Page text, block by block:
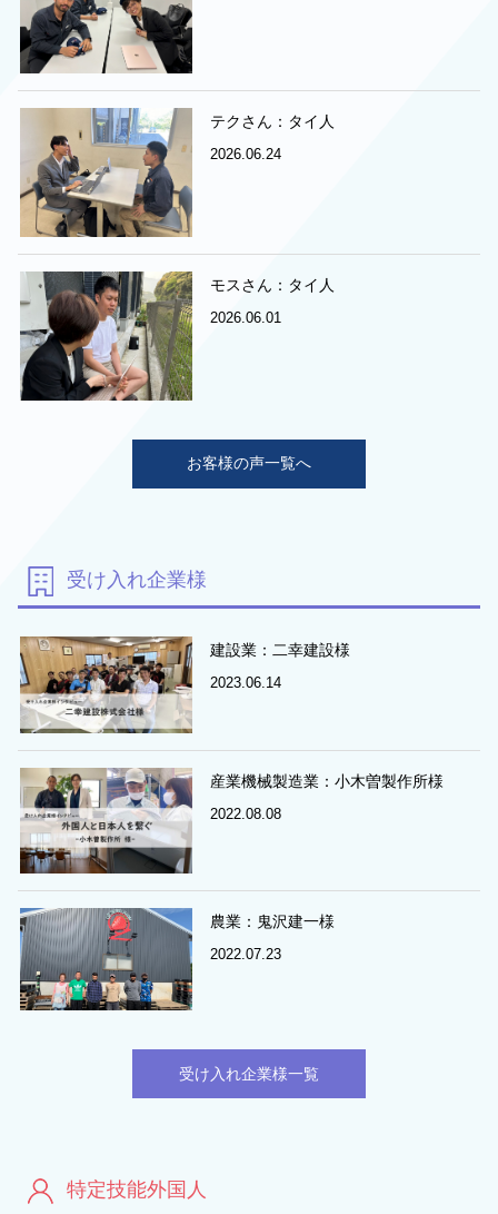
テクさん：タイ人
2026.06.24
モスさん：タイ人
2026.06.01
お客様の声一覧へ
受け入れ企業様
建設業：二幸建設様
2023.06.14
産業機械製造業：小木曽製作所様
2022.08.08
農業：鬼沢建一様
2022.07.23
受け入れ企業様一覧
特定技能外国人